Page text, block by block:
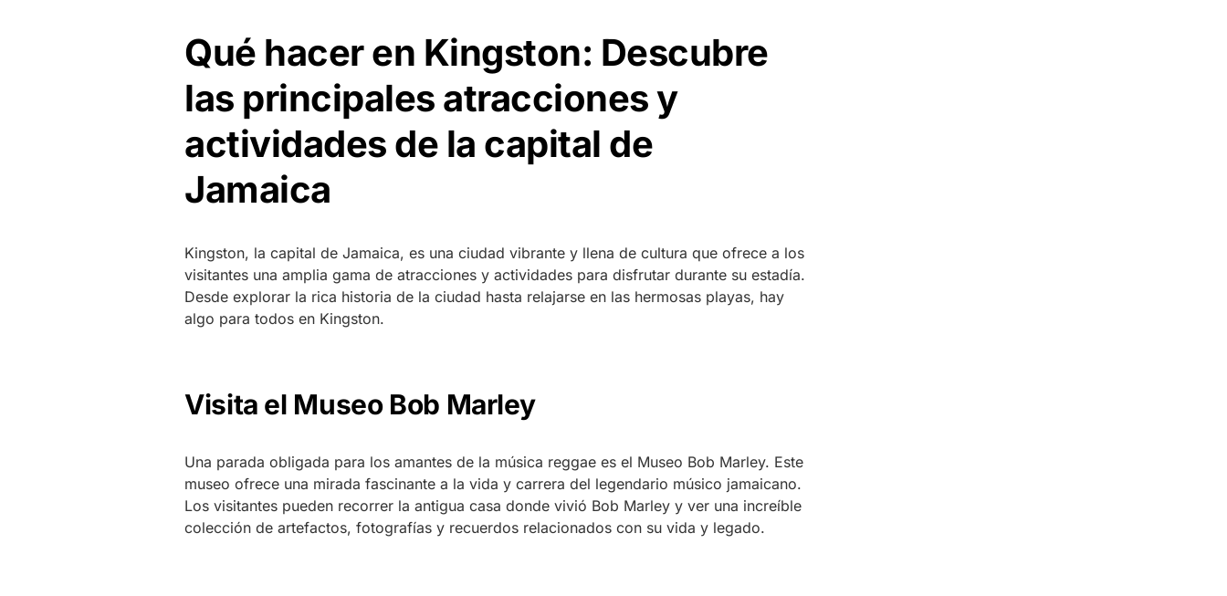
Qué hacer en Kingston: Descubre
las principales atracciones y
actividades de la capital de
Jamaica
Kingston, la capital de Jamaica, es una ciudad vibrante y llena de cultura que ofrece a los
visitantes una amplia gama de atracciones y actividades para disfrutar durante su estadía.
Desde explorar la rica historia de la ciudad hasta relajarse en las hermosas playas, hay
algo para todos en Kingston.
Visita el Museo Bob Marley
Una parada obligada para los amantes de la música reggae es el Museo Bob Marley. Este
museo ofrece una mirada fascinante a la vida y carrera del legendario músico jamaicano.
Los visitantes pueden recorrer la antigua casa donde vivió Bob Marley y ver una increíble
colección de artefactos, fotografías y recuerdos relacionados con su vida y legado.